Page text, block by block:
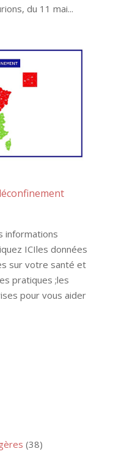
du 11 mai...
informations
ICIles données
sur votre santé et
pratiques ;les
pour vous aider
(38)